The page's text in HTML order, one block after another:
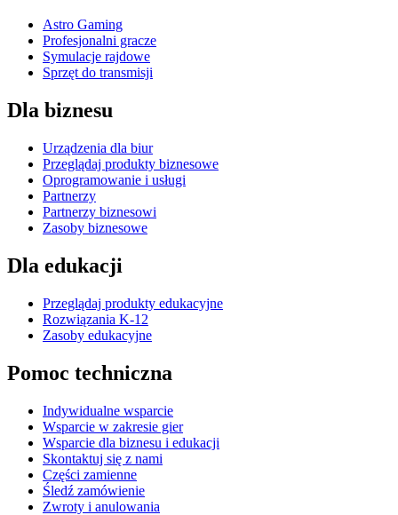
Astro Gaming
Profesjonalni gracze
Symulacje rajdowe
Sprzęt do transmisji
Dla biznesu
Urządzenia dla biur
Przeglądaj produkty biznesowe
Oprogramowanie i usługi
Partnerzy
Partnerzy biznesowi
Zasoby biznesowe
Dla edukacji
Przeglądaj produkty edukacyjne
Rozwiązania K-12
Zasoby edukacyjne
Pomoc techniczna
Indywidualne wsparcie
Wsparcie w zakresie gier
Wsparcie dla biznesu i edukacji
Skontaktuj się z nami
Części zamienne
Śledź zamówienie
Zwroty i anulowania